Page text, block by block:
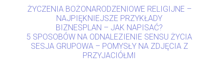
ŻYCZENIA BOŻONARODZENIOWE RELIGIJNE –
NAJPIĘKNIEJSZE PRZYKŁADY
BIZNESPLAN – JAK NAPISAĆ?
5 SPOSOBÓW NA ODNALEZIENIE SENSU ŻYCIA
SESJA GRUPOWA – POMYSŁY NA ZDJĘCIA Z
PRZYJACIÓŁMI